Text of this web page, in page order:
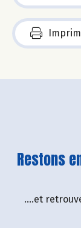
Restons
....et